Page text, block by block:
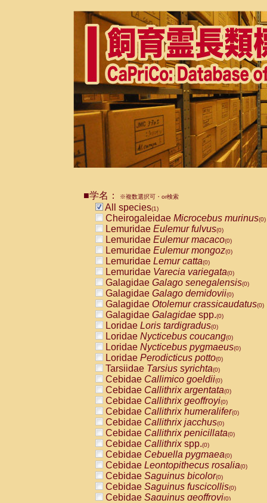
■学名： ※複数選択可・or検索
All species(1)
Cheirogaleidae Microcebus murinus(0)
Lemuridae Eulemur fulvus(0)
Lemuridae Eulemur macaco(0)
Lemuridae Eulemur mongoz(0)
Lemuridae Lemur catta(0)
Lemuridae Varecia variegata(0)
Galagidae Galago senegalensis(0)
Galagidae Galago demidovii(0)
Galagidae Otolemur crassicaudatus(0)
Galagidae Galagidae spp.(0)
Loridae Loris tardigradus(0)
Loridae Nycticebus coucang(0)
Loridae Nycticebus pygmaeus(0)
Loridae Perodicticus potto(0)
Tarsiidae Tarsius syrichta(0)
Cebidae Callimico goeldii(0)
Cebidae Callithrix argentata(0)
Cebidae Callithrix geoffroyi(0)
Cebidae Callithrix humeralifer(0)
Cebidae Callithrix jacchus(0)
Cebidae Callithrix penicillata(0)
Cebidae Callithrixspp.(0)
Cebidae Cebuella pygmaea(0)
Cebidae Leontopithecus rosalia(0)
Cebidae Saguinus bicolor(0)
Cebidae Saguinus fuscicollis(0)
Cebidae Saguinus geoffroyi(0)